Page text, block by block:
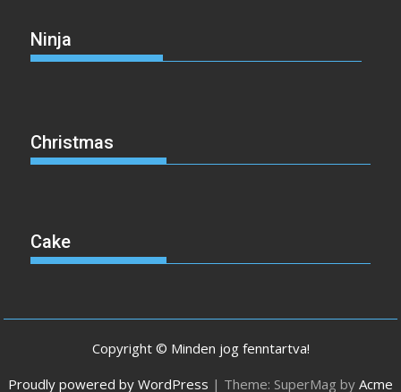
Ninja
Christmas
Cake
Copyright © Minden jog fenntartva!
Proudly powered by WordPress | Theme: SuperMag by Acme